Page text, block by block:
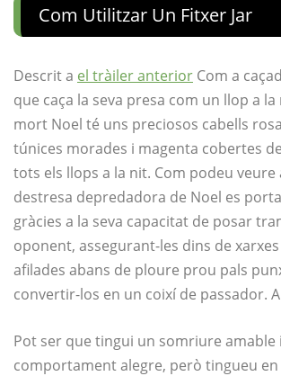
Com Utilitzar Un Fitxer Jar
Descrit a el tràiler anterior Com a
que caça la seva presa com un llop a
mort Noel té uns preciosos cabells
túnices morades i magenta cobertes
tots els llops a la nit. Com podeu veure
destresa depredadora de Noel es
gràcies a la seva capacitat de posar
oponent, assegurant-les dins de
afilades abans de ploure prou pals
convertir-los en un coixí de passador.
Pot ser que tingui un somriure amable
comportament alegre, però tingueu